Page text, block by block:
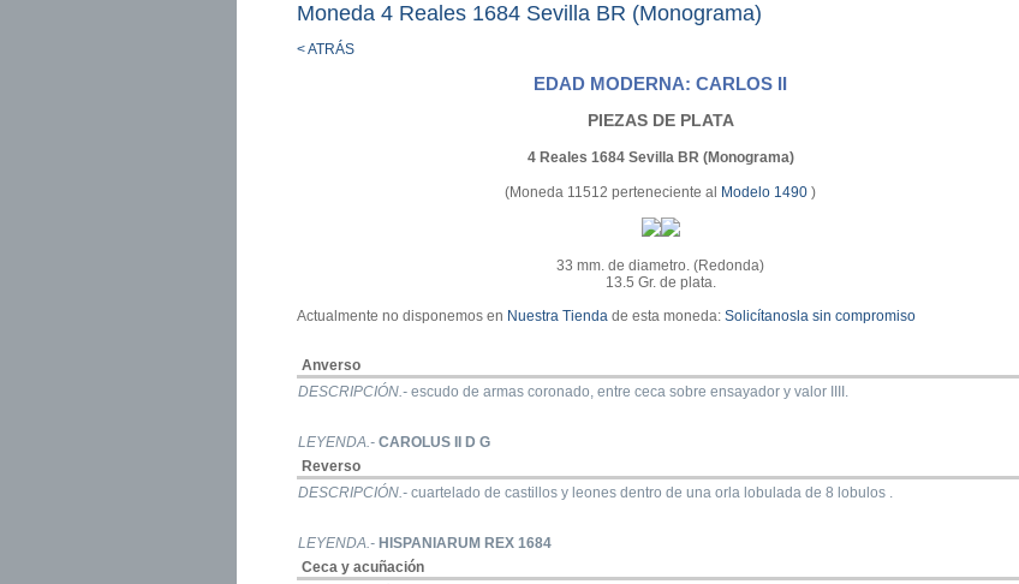
Moneda 4 Reales 1684 Sevilla BR (Monograma)
< ATRÁS
EDAD MODERNA: CARLOS II
PIEZAS DE PLATA
4 Reales 1684 Sevilla BR (Monograma)
(Moneda 11512 perteneciente al Modelo 1490 )
33 mm. de diametro. (Redonda)
13.5 Gr. de plata.
Actualmente no disponemos en Nuestra Tienda de esta moneda: Solicítanosla sin compromiso
Anverso
DESCRIPCIÓN.- escudo de armas coronado, entre ceca sobre ensayador y valor IIII.
LEYENDA.- CAROLUS II D G
Reverso
DESCRIPCIÓN.- cuartelado de castillos y leones dentro de una orla lobulada de 8 lobulos .
LEYENDA.- HISPANIARUM REX 1684
Ceca y acuñación